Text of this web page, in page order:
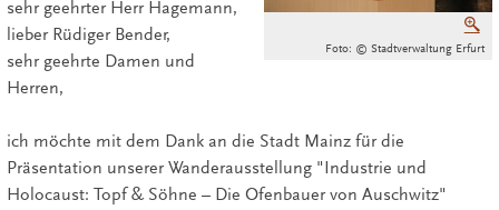
Foto: © Stadtverwaltung Erfurt
sehr geehrter Herr Hagemann,
lieber Rüdiger Bender,
sehr geehrte Damen und
Herren,
ich möchte mit dem Dank an die Stadt Mainz für die
Präsentation unserer Wanderausstellung "Industrie und
Holocaust: Topf & Söhne – Die Ofenbauer von Auschwitz"